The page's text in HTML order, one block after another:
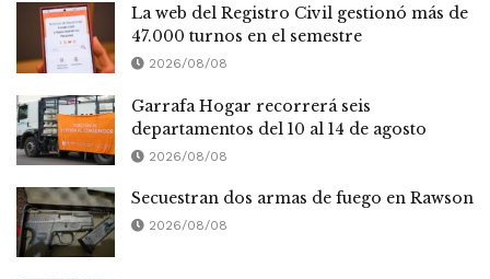
La web del Registro Civil gestionó más de
47.000 turnos en el semestre
2026/08/08
Garrafa Hogar recorrerá seis
departamentos del 10 al 14 de agosto
2026/08/08
Secuestran dos armas de fuego en Rawson
2026/08/08